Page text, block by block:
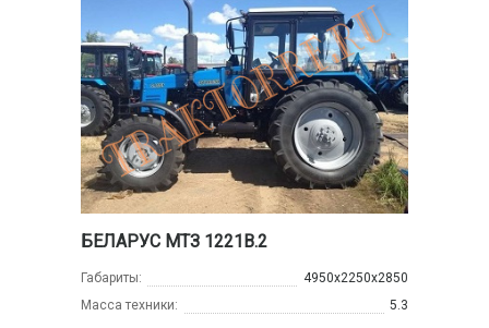
БЕЛАРУС МТЗ 1221В.2
Габариты:
4950х2250х2850
Масса техники:
5.3